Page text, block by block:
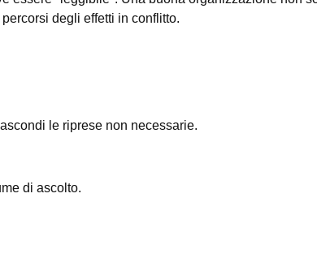
degli effetti in conflitto.
le riprese non necessarie.
di ascolto.